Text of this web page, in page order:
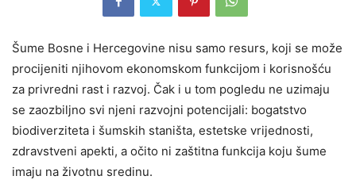
Šume Bosne i Hercegovine nisu samo resurs, koji se može
procijeniti njihovom ekonomskom funkcijom i korisnošću
za privredni rast i razvoj. Čak i u tom pogledu ne uzimaju
se zaozbiljno svi njeni razvojni potencijali: bogatstvo
biodiverziteta i šumskih staništa, estetske vrijednosti,
zdravstveni apekti, a očito ni zaštitna funkcija koju šume
imaju na životnu sredinu.